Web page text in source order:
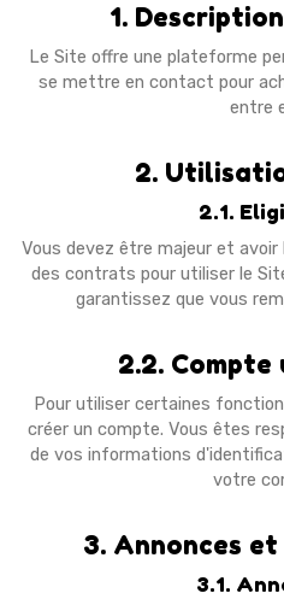
1.
Le Site offre une plateforme
se mettre en contact pour
entre
2.
2.1.
Vous devez être majeur et
des contrats pour utiliser le
garantissez que vous
2.2.
Pour utiliser certaines
créer un compte. Vous êtes
de vos informations
votre
3. Annonces
3.1.